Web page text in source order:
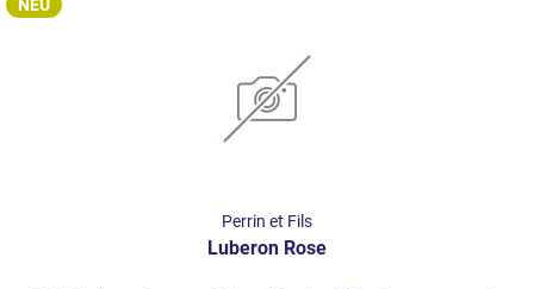
NEU
Perrin et Fils
Luberon Rose